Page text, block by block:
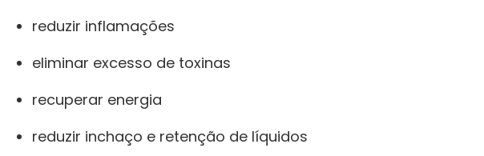
reduzir inflamações
eliminar excesso de toxinas
recuperar energia
reduzir inchaço e retenção de líquidos